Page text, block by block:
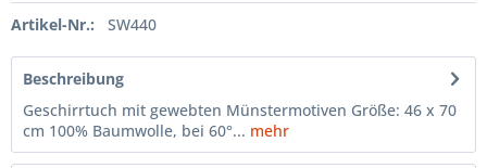
Artikel-Nr.: SW440
Beschreibung
Geschirrtuch mit gewebten Münstermotiven Größe: 46 x 70
cm 100% Baumwolle, bei 60°... mehr